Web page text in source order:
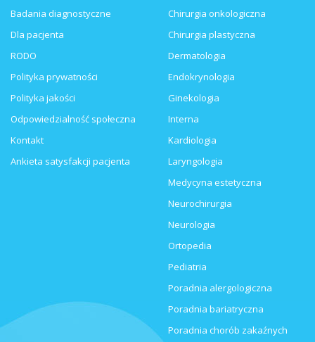
Chirurgia onkologiczna
Chirurgia plastyczna
Dermatologia
Endokrynologia
Ginekologia
Interna
Kardiologia
Laryngologia
Medycyna estetyczna
Neurochirurgia
Neurologia
Ortopedia
Pediatria
Poradnia alergologiczna
Poradnia bariatryczna
Poradnia chorób zakaźnych
Badania diagnostyczne
Dla pacjenta
RODO
Polityka prywatności
Polityka jakości
Odpowiedzialność społeczna
Kontakt
Ankieta satysfakcji pacjenta